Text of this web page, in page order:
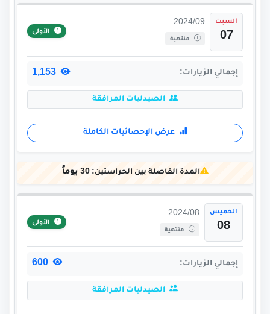
السبت
07
2024/09
منتهية
الأولى
إجمالي الزيارات:
الصيدليات المرافقة
عرض الإحصائيات الكاملة
المدة الفاصلة بين الحراستين:30 يوماً
الخميس
08
2024/08
منتهية
الأولى
إجمالي الزيارات:
الصيدليات المرافقة